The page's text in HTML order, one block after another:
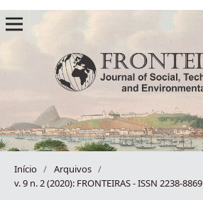
Início / Arquivos /
v. 9 n. 2 (2020): FRONTEIRAS - ISSN 2238-8869